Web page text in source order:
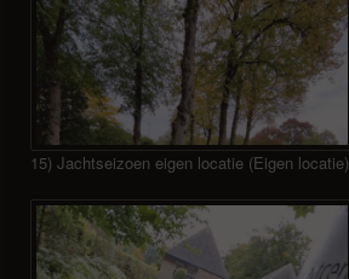
15) Jachtseizoen eigen locatie (Eigen locatie)